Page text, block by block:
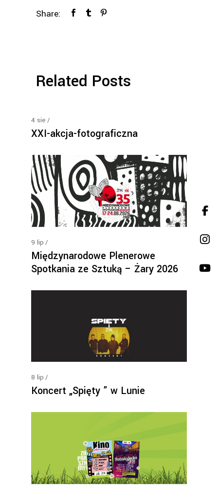
Share:
Related Posts
4 sie
XXI-akcja-fotograficzna
9 lip
Międzynarodowe Plenerowe
Spotkania ze Sztuką – Żary 2026
8 lip
Koncert „Spięty ” w Lunie